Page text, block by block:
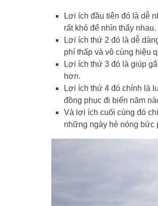
Lợi ích đầu tiên đó là dễ
rất khó để nhìn thấy
Lợi ích thứ 2 đó là dễ
phí thấp và vô cùng hiệu
Lợi ích thứ 3 đó là giúp
hơn.
Lợi ích thứ 4 đó chính là
đồng phục đi biển năm
Và lợi ích cuối cùng đó
những ngày hè nóng bức